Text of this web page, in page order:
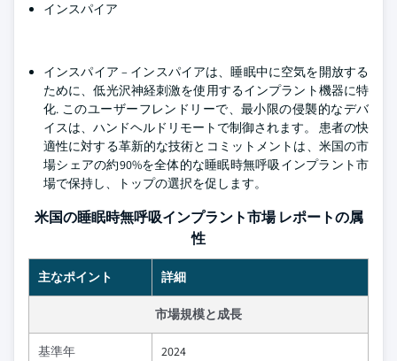
インスパイア
インスパイア – インスパイアは、睡眠中に空気を開放する
ために、低光沢神経刺激を使用するインプラント機器に特
化. このユーザーフレンドリーで、最小限の侵襲的なデバ
イスは、ハンドヘルドリモートで制御されます。 患者の快
適性に対する革新的な技術とコミットメントは、米国の市
場シェアの約90%を全体的な睡眠時無呼吸インプラント市
場で保持し、トップの選択を促します。
米国の睡眠時無呼吸インプラント市場 レポートの属
性
主なポイント 詳細
市場規模と成長
基準年 2024